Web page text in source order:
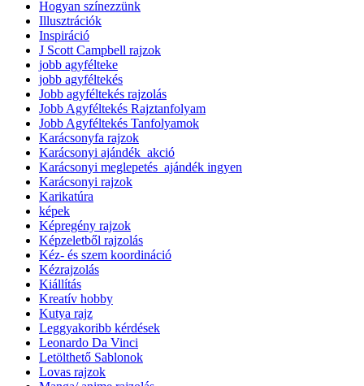
Hogyan színezzünk
Illusztrációk
Inspiráció
J Scott Campbell rajzok
jobb agyfélteke
jobb agyféltekés
Jobb agyféltekés rajzolás
Jobb Agyféltekés Rajztanfolyam
Jobb Agyféltekés Tanfolyamok
Karácsonyfa rajzok
Karácsonyi ajándék_akció
Karácsonyi meglepetés_ajándék ingyen
Karácsonyi rajzok
Karikatúra
képek
Képregény rajzok
Képzeletből rajzolás
Kéz- és szem koordináció
Kézrajzolás
Kiállítás
Kreatív hobby
Kutya rajz
Leggyakoribb kérdések
Leonardo Da Vinci
Letölthető Sablonok
Lovas rajzok